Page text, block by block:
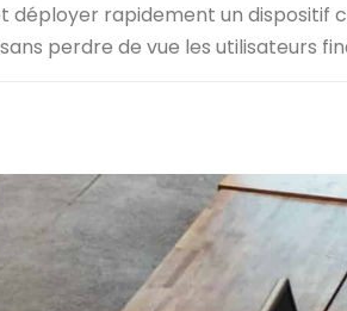
déployer rapidement un dispositif
perdre de vue les utilisateurs